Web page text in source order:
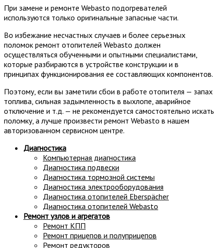
При замене и ремонте Webasto подогревателей
используются только оригинальные запасные части.
Во избежание несчастных случаев и более серьезных
поломок ремонт отопителей Webasto должен
осуществляться обученными и опытными специалистами,
которые разбираются в устройстве конструкции и в
принципах функционирования ее составляющих компонентов.
Поэтому, если вы заметили сбои в работе отопителя — запах
топлива, сильная задымленность в выхлопе, аварийное
отключение и т.д. — не рекомендуется самостоятельно искать
поломку, а лучше произвести ремонт Webasto в нашем
авторизованном сервисном центре.
Диагностика
Компьютерная диагностика
Диагностика подвески
Диагностика тормозной системы
Диагностика электрооборудования
Диагностика отопителей Eberspächer
Диагностика отопителей Webasto
Ремонт узлов и агрегатов
Ремонт КПП
Ремонт прицепов и полуприцепов
Ремонт редукторов